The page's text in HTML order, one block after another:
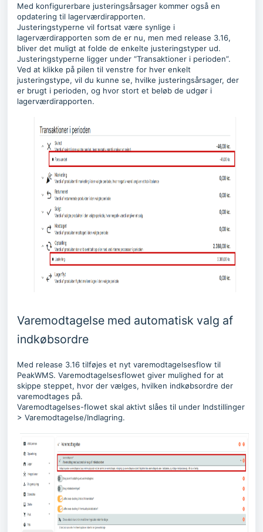
Med konfigurerbare justeringsårsager kommer også en
opdatering til lagerværdirapporten.
Justeringstyperne vil fortsat være synlige i
lagerværdirapporten som de er nu, men med release 3.16,
bliver det muligt at folde de enkelte justeringstyper ud.
Justeringstyperne ligger under “Transaktioner i perioden”.
Ved at klikke på pilen til venstre for hver enkelt
justeringstype, vil du kunne se, hvilke justeringsårsager, der
er brugt i perioden, og hvor stort et beløb de udgør i
lagerværdirapporten.
Varemodtagelse med automatisk valg af
indkøbsordre
Med release 3.16 tilføjes et nyt varemodtagelsesflow til
PeakWMS. Varemodtagelsesflowet giver mulighed for at
skippe steppet, hvor der vælges, hvilken indkøbsordre der
varemodtages på.
Varemodtagelses-flowet skal aktivt slåes til under Indstillinger
> Varemodtagelse/Indlagring.